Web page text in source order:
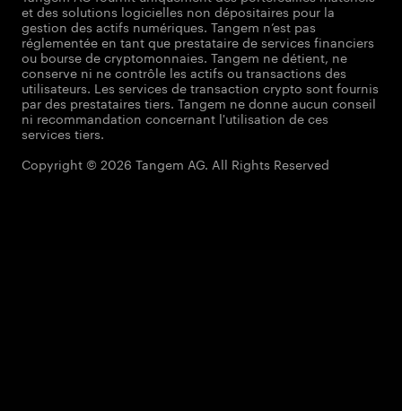
et des solutions logicielles non dépositaires pour la
gestion des actifs numériques. Tangem n’est pas
réglementée en tant que prestataire de services financiers
ou bourse de cryptomonnaies. Tangem ne détient, ne
conserve ni ne contrôle les actifs ou transactions des
utilisateurs. Les services de transaction crypto sont fournis
par des prestataires tiers. Tangem ne donne aucun conseil
ni recommandation concernant l'utilisation de ces
services tiers.